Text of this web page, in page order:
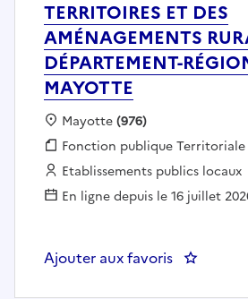
TERRITOIRES ET DES
AMÉNAGEMENTS
DÉPARTEMENT-
MAYOTTE
Localisation :
Mayotte(976)
Fonction publique :
Fonction publique Territoriale
Employeur :
Etablissements publics locaux
En ligne depuis le 16 juillet
Ajouter aux favoris